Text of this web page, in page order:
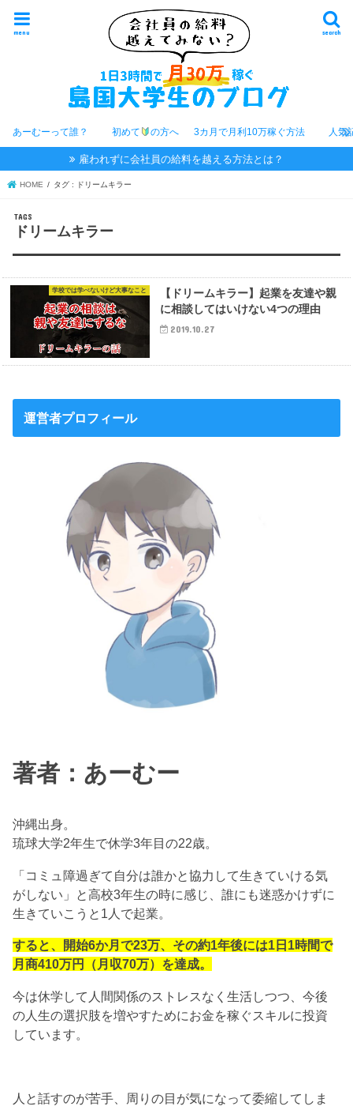
search
menu
あーむーって誰？ 初めて の方へ 3カ月で月利10万稼ぐ方法 人気
雇われずに会社員の給料を越える方法とは？
HOME タグ : ドリームキラー
ドリームキラー
学校では学べないけど大事なこと
【ドリームキラー】起業を友達や親
に相談してはいけない4つの理由
2019.10.27
運営者プロフィール
著者：あーむー
沖縄出身。
琉球大学2年生で休学3年目の22歳。
「コミュ障過ぎて自分は誰かと協力して生きていける気
がしない」と高校3年生の時に感じ、誰にも迷惑かけずに
生きていこうと1人で起業。
すると、開始6か月で23万、その約1年後には1日1時間で
月商410万円（月収70万）を達成。
今は休学して人間関係のストレスなく生活しつつ、今後
の人生の選択肢を増やすためにお金を稼ぐスキルに投資
しています。
人と話すのが苦手、周りの目が気になって委縮してしま